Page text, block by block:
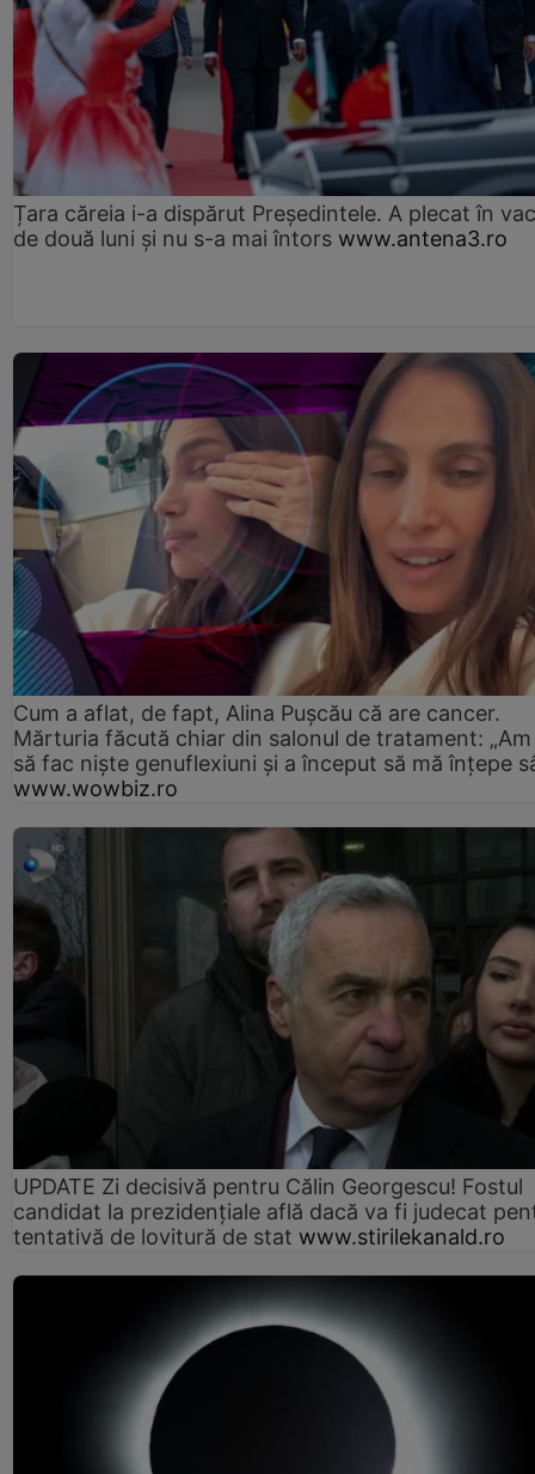
Țara căreia i-a dispărut Președintele. A plecat în
de două luni și nu s-a mai întors www.antena3.ro
Cum a aflat, de fapt, Alina Pușcău că are cancer.
Mărturia făcută chiar din salonul de tratament:
să fac niște genuflexiuni și a început să mă înțepe
www.wowbiz.ro
UPDATE Zi decisivă pentru Călin Georgescu! Fostul
candidat la prezidențiale află dacă va fi judecat
tentativă de lovitură de stat www.stirilekanald.ro